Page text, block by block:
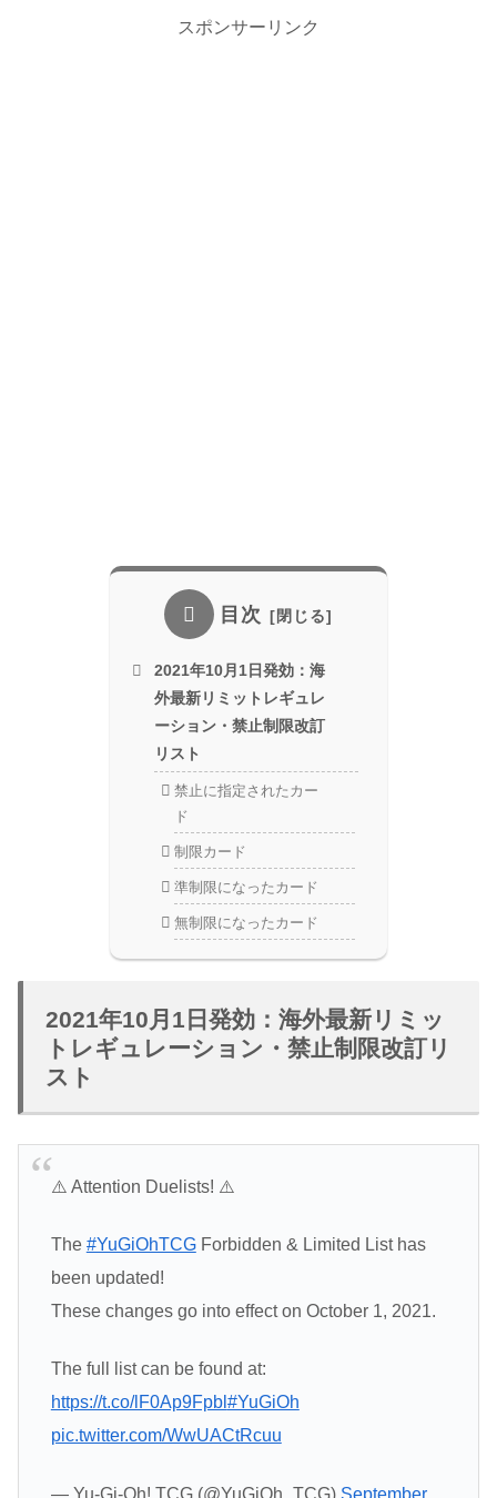
スポンサーリンク
目次
2021年10月1日発効：海
外最新リミットレギュレ
ーション・禁止制限改訂
リスト
禁止に指定されたカー
ド
制限カード
準制限になったカード
無制限になったカード
2021年10月1日発効：海外最新リミッ
トレギュレーション・禁止制限改訂リ
スト
⚠️ Attention Duelists! ⚠️
The #YuGiOhTCGForbidden & Limited List has
been updated!
These changes go into effect on October 1, 2021.
The full list can be found at:
https://t.co/lF0Ap9Fpbl #YuGiOh
pic.twitter.com/WwUACtRcuu
— Yu-Gi-Oh! TCG (@YuGiOh_TCG) September